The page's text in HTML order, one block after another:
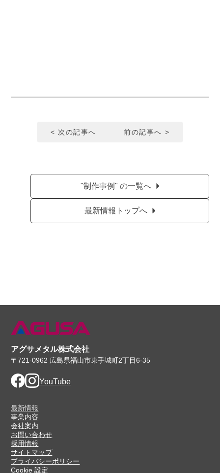
< 次の記事へ 前の記事へ >
"制作事例" の一覧へ
最新情報トップへ
アグサメタル株式会社
〒721-0962 広島県福山市東手城町2丁目6-35
Facebook
Instagram
YouTube
最新情報
事業内容
会社案内
お問い合わせ
採用情報
サイトマップ
プライバシーポリシー
Cookie 設定